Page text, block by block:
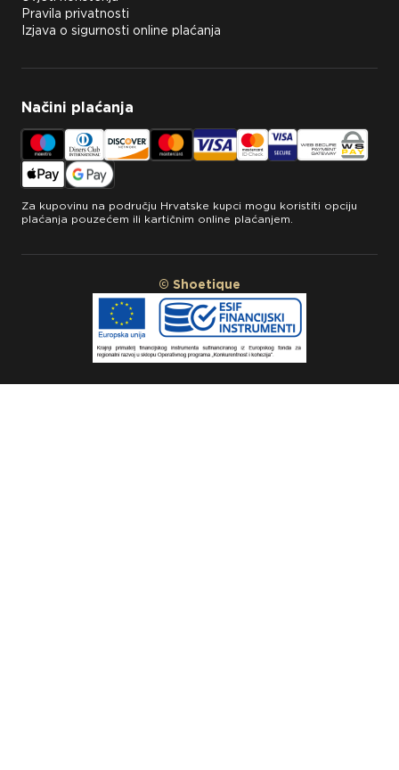
Pravila privatnosti
Izjava o sigurnosti online plaćanja
Načini plaćanja
Za kupovinu na području Hrvatske kupci mogu koristiti opciju
plaćanja pouzećem ili kartičnim online plaćanjem.
© Shoetique